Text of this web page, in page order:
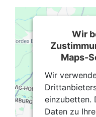
Wir
Maps-
Wir
einzubetten.
Daten zu